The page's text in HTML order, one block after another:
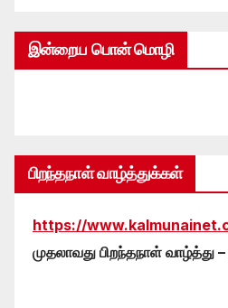
இன்றைய பொன் மொழி
பிறந்தநாள் வாழ்த்துக்கள்
https://
முதலாவது பிறந்தநாள் வாழ்த்து